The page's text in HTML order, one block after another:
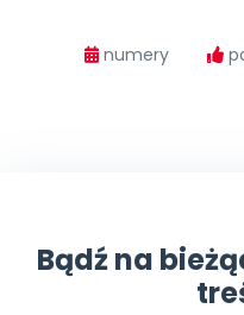
numery
Bądź na